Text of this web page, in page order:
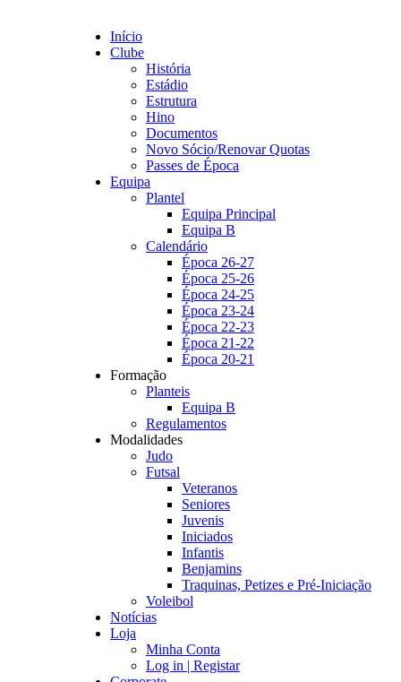
Início
Clube
História
Estádio
Estrutura
Hino
Documentos
Novo Sócio/Renovar Quotas
Passes de Época
Equipa
Plantel
Equipa Principal
Equipa B
Calendário
Época 26-27
Época 25-26
Época 24-25
Época 23-24
Época 22-23
Época 21-22
Época 20-21
Formação
Planteis
Equipa B
Regulamentos
Modalidades
Judo
Futsal
Veteranos
Seniores
Juvenis
Iniciados
Infantis
Benjamins
Traquinas, Petizes e Pré-Iniciação
Voleibol
Notícias
Loja
Minha Conta
Log in | Registar